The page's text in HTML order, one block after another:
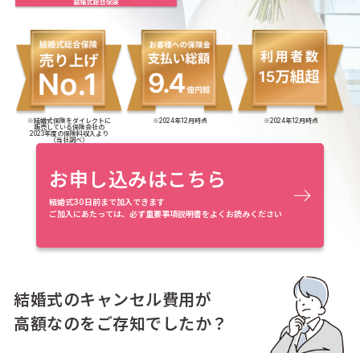
※結婚式保険をダイレクトに
販売している保険会社の
2023年度の保険料収入より
（当社調べ）
※2024年12月時点 ※2024年12月時点
お申し込みはこちら
結婚式30日前まで加入できます
ご加入にあたっては、必ず重要事項説明書をよくお読みください
結婚式のキャンセル費用が
高額なのをご存知でしたか？